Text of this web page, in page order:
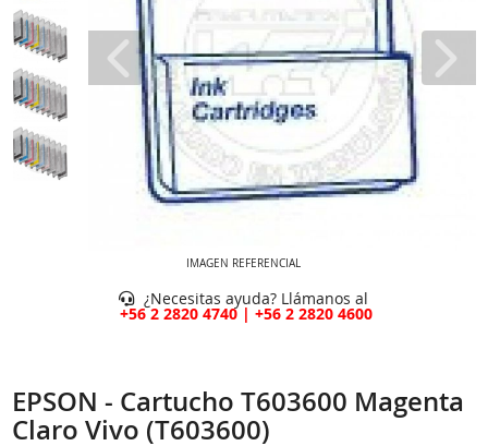
IMAGEN REFERENCIAL
¿Necesitas ayuda? Llámanos al
+56 2 2820 4740 | +56 2 2820 4600
EPSON - Cartucho T603600 Magenta
Claro Vivo (T603600)